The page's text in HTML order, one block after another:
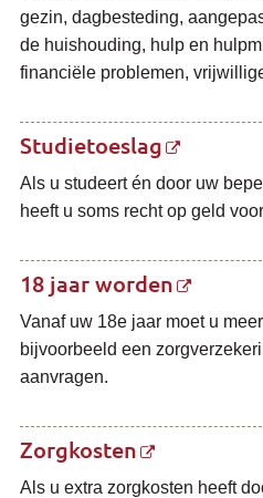
gezin, dagbesteding,
de huishouding, hulp en
financiële problemen,
Studietoeslag
Als u studeert én door uw
heeft u soms recht op geld
18 jaar worden
Vanaf uw 18e jaar moet u
bijvoorbeeld een
aanvragen.
Zorgkosten
Als u extra zorgkosten heeft